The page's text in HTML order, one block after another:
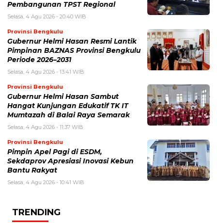
Pembangunan TPST Regional
Selasa, 4 Agu 2026 - 20:40 WIB
Provinsi Bengkulu
Gubernur Helmi Hasan Resmi Lantik
Pimpinan BAZNAS Provinsi Bengkulu
Periode 2026–2031
Selasa, 4 Agu 2026 - 13:41 WIB
Provinsi Bengkulu
Gubernur Helmi Hasan Sambut
Hangat Kunjungan Edukatif TK IT
Mumtazah di Balai Raya Semarak
Selasa, 4 Agu 2026 - 11:37 WIB
Provinsi Bengkulu
Pimpin Apel Pagi di ESDM,
Sekdaprov Apresiasi Inovasi Kebun
Bantu Rakyat
Selasa, 4 Agu 2026 - 10:41 WIB
TRENDING